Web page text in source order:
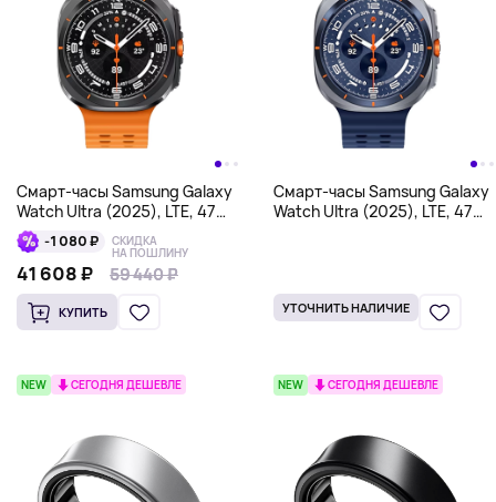
Смарт-часы Samsung Galaxy
Watch Ultra (2025), LTE, 47
мм, оранжевый
-1 080 ₽ СКИДКА
НА ПОШЛИНУ
59 440 ₽
41 608 ₽ 59 440 ₽
КУПИТЬ
Смарт-часы Samsung Galaxy
Watch Ultra (2025), LTE, 47
УТОЧНИТЬ НАЛИЧИЕ
NEW СЕГОДНЯ ДЕШЕВЛЕ NEW СЕГОДНЯ ДЕШЕВЛЕ